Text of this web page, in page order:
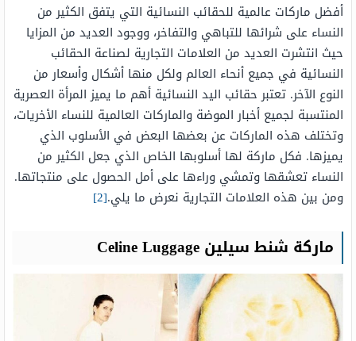
أفضل ماركات عالمية للحقائب النسائية التي يتفق الكثير من
النساء على شرائها للتباهي والتفاخر، ووجود العديد من المزايا
حيث انتشرت العديد من العلامات التجارية لصناعة الحقائب
النسائية في جميع أنحاء العالم ولكل منها أشكال وأسعار من
النوع الآخر. تعتبر حقائب اليد النسائية أهم ما يميز المرأة العصرية
المنتسبة لجميع أخبار الموضة والماركات العالمية للنساء الأخريات،
وتختلف هذه الماركات عن بعضها البعض في الأسلوب الذي
يميزها. فكل ماركة لها أسلوبها الخاص الذي جعل الكثير من
النساء تعشقها وتمشي وراءها على أمل الحصول على منتجاتها.
ومن بين هذه العلامات التجارية نعرض ما يلي.[2]
ماركة شنط سيلين Celine Luggage